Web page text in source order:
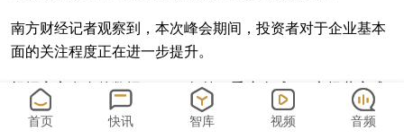
南方财经记者观察到，本次峰会期间，投资者对于企业基本
面的关注程度正在进一步提升。
根据安永发布的数据，2026年第一季度全球IPO市场共完成
230余宗上市交易。虽然IPO数量较去年同期有所下降，但融
首页 快讯 智库 视频 音频